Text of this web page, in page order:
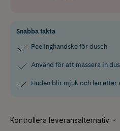
Snabba fakta
Peelinghandske för dusch
Använd för att massera in
Huden blir mjuk och len efter